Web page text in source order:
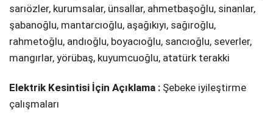
sarıözler, kurumsalar, ünsallar, ahmetbaşoğlu, si̇nanlar,
şabanoğlu, mantarcıoğlu, aşağıkıyı, sağıroğlu,
rahmetoğlu, andıoğlu, boyacıoğlu, sancıoğlu, severler,
mangırlar, yörübaş, kuyumcuoğlu, atatürk terakki̇
Elektrik Kesintisi İçin Açıklama : Şebeke i̇yi̇leşti̇rme
çalışmaları